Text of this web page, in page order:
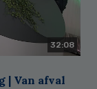
32:08
| Van afval